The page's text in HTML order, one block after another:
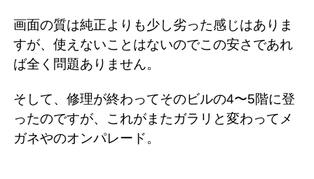
画面の質は純正よりも少し劣った感じはありま
すが、使えないことはないのでこの安さであれ
ば全く問題ありません。
そして、修理が終わってそのビルの4〜5階に登
ったのですが、これがまたガラリと変わってメ
ガネやのオンパレード。